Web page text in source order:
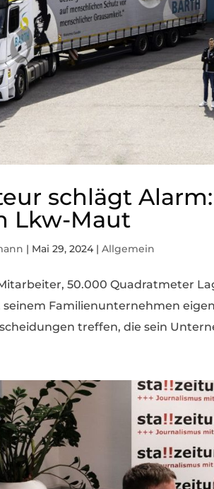
schlägt
Lkw-Maut
| Mai 29, 2024 |Allgemein
50.000 Quadratmeter
Familienunternehmen
treffen, die sein